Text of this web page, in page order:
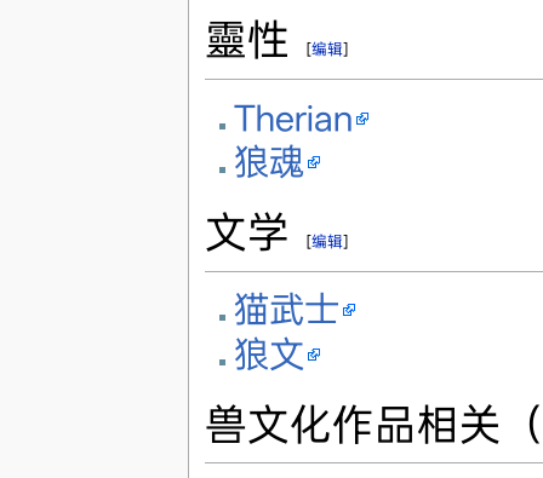
靈性 [编辑]
Therian
狼魂
文学 [编辑]
猫武士
狼文
兽文化作品相关